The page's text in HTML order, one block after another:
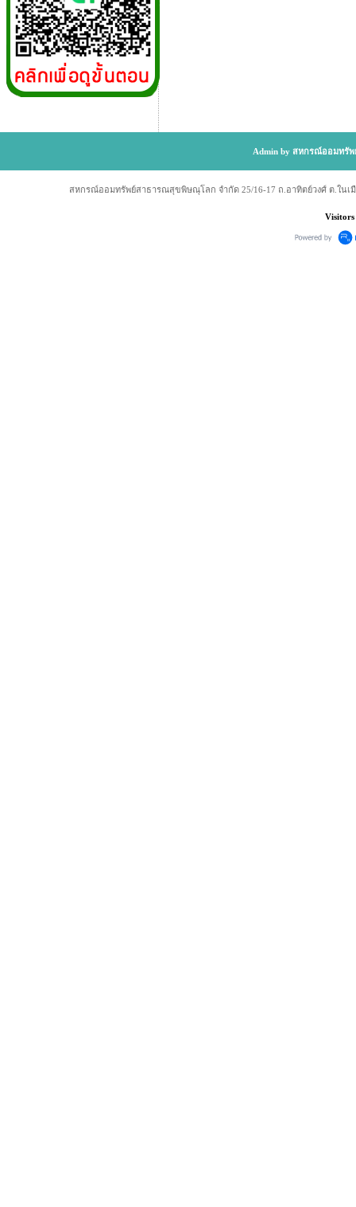
Admin by สหกรณ์ออมทรั
สหกรณ์ออมทรัพย์สาธารณสุขพิษณุโลก จำกัด 25/16-17 ถ.อาทิตย์วงศ์ ต.ในเ
Visitors